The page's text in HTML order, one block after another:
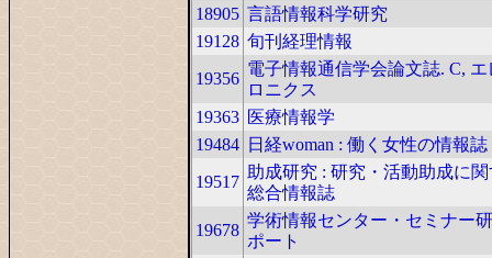
18905 言語情報科学研究
19128 旬刊経理情報
19356
電子情報通信学会論文誌. C,
ロニクス
19363 医療情報学
19484 日経woman : 働く女性の情報誌
19517
助成研究 : 研究・活動助成に
総合情報誌
19678
学術情報センター・セミナー
ポート